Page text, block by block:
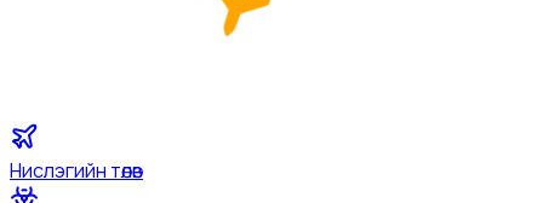
Нислэгийн төлөв